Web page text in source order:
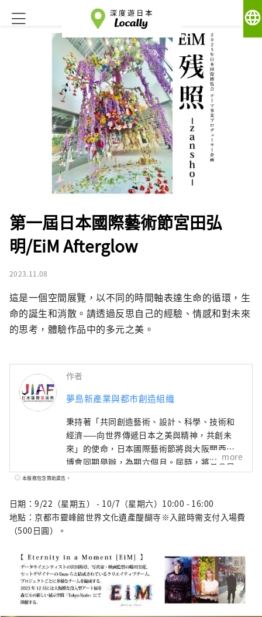
language
第一屆日本國際藝術節宮田弘
明/EiM Afterglow
2023.11.08
這是一個空間展覽，以不同的時間軸表達生命的循環，生
命的誕生和消散。請透過反思自己的經驗、情感和對未來
的思考，體驗作品中的多元之美。
作者
夢島新產業與都市創造組織
秉持著「共同創造藝術、設計、科學、技術和
經濟——向世界傳遞日本之美與精神，共創未
來」的使命，日本國際藝術節將與大阪關西世
博會同期舉辦，為期六個月。屆時，將有來自
158個國家和地區以及7個國際組織的代表參
日本各地的網路平台，共同建構文化藝術、經
濟社會之間的良性循環，並致力於創造一個充
域拓展合作共創的契機。
************************************** 夢
島新產業都市創造機構（株式會社）/秘書處：
健康都市設計研究所
more
本服務包含贊助廣告。
日期：9/22（星期五） - 10/7（星期六）10:00 - 16:00
地點：京都市靈峰館世界文化遺產醍醐寺※入館時需支付入場費
（500日圓）。